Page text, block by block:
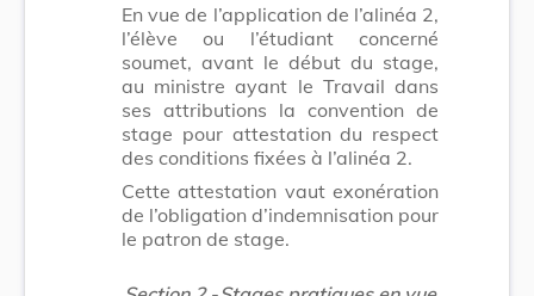
En vue de l’application de l’alinéa 2,
l’élève ou l’étudiant concerné
soumet, avant le début du stage,
au ministre ayant le Travail dans
ses attributions la convention de
stage pour attestation du respect
des conditions fixées à l’alinéa 2.
Cette attestation vaut exonération
de l’obligation d’indemnisation pour
le patron de stage.